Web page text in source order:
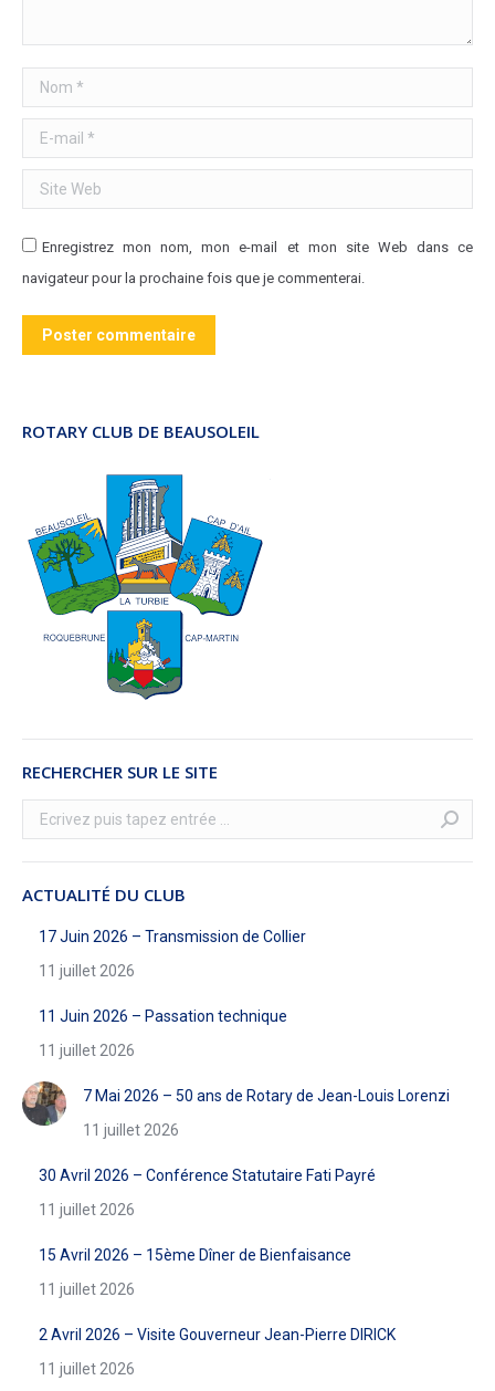
Nom *
E-mail *
Site Web
Enregistrez mon nom, mon e-mail et mon site Web dans ce
navigateur pour la prochaine fois que je commenterai.
Poster commentaire
ROTARY CLUB DE BEAUSOLEIL
RECHERCHER SUR LE SITE
Recherche
:
ACTUALITÉ DU CLUB
17 Juin 2026 – Transmission de Collier
11 juillet 2026
11 Juin 2026 – Passation technique
11 juillet 2026
7 Mai 2026 – 50 ans de Rotary de Jean-Louis Lorenzi
11 juillet 2026
30 Avril 2026 – Conférence Statutaire Fati Payré
11 juillet 2026
15 Avril 2026 – 15ème Dîner de Bienfaisance
11 juillet 2026
2 Avril 2026 – Visite Gouverneur Jean-Pierre DIRICK
11 juillet 2026